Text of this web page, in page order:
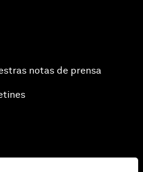
notas de prensa